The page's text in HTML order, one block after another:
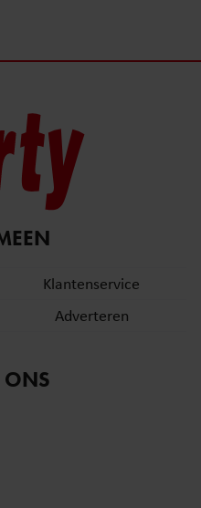
Klantenservice
Adverteren